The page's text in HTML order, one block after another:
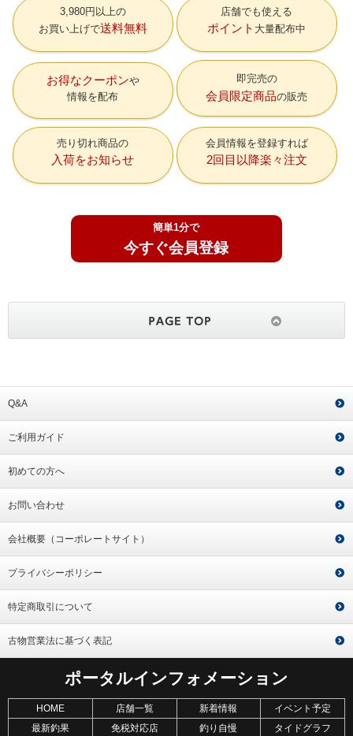
3,980円以上の
お買い上げで送料無料
店舗でも使える
ポイント 大量配布中
お得なクーポン
情報を配布
即完売の
会員限定商品の販売
売り切れ商品の
入荷をお知らせ
会員情報を登録すれば
2回目以降楽々注文
簡単1分で
今すぐ会員登録
Q&A
ご利用ガイド
初めての方へ
お問い合わせ
会社概要（コーポレートサイト）
プライバシーポリシー
特定商取引について
古物営業法に基づく表記
ポータルインフォメーション
HOME 店舗一覧 新着情報
イベント予定
最新釣果
免税対応店 釣り自慢 タイドグラフ